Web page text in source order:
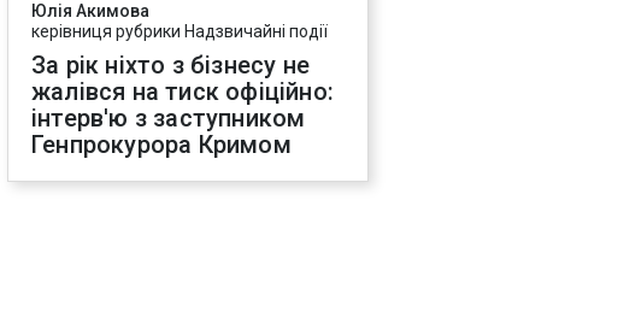
Юлія Акимова
керівниця рубрики Надзвичайні події
За рік ніхто з бізнесу не
жалівся на тиск офіційно:
інтерв'ю з заступником
Генпрокурора Кримом